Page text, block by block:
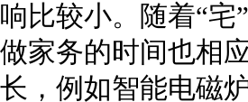
响比较小。随着“
做家务的时间也相
长，例如智能电磁